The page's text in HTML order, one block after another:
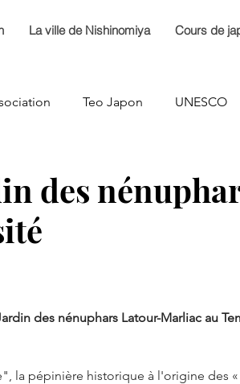
La ville de Nishinomiya Cours de
Teo Japon UNESCO
des
des nénuphars Latour-Marliac au
la pépinière historique à l'origine des